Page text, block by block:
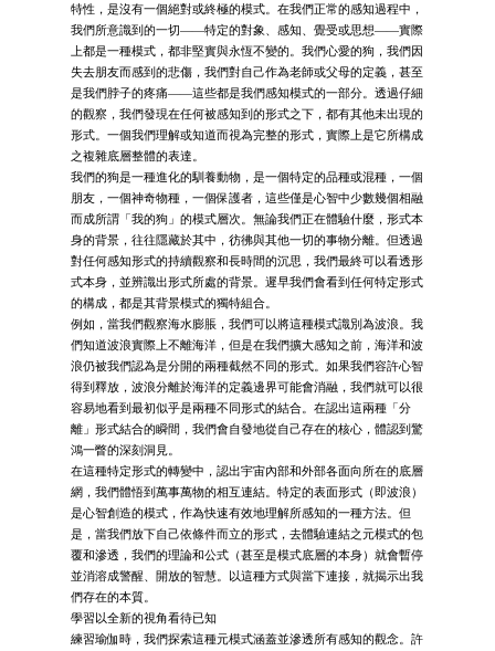
特性，是沒有一個絕對或終極的模式。在我們正常的感知過程中，
我們所意識到的一切——特定的對象、感知、覺受或思想——實際
上都是一種模式，都非堅實與永恆不變的。我們心愛的狗，我們因
失去朋友而感到的悲傷，我們對自己作為老師或父母的定義，甚至
是我們脖子的疼痛——這些都是我們感知模式的一部分。透過仔細
的觀察，我們發現在任何被感知到的形式之下，都有其他未出現的
形式。一個我們理解或知道而視為完整的形式，實際上是它所構成
之複雜底層整體的表達。
我們的狗是一種進化的馴養動物，是一個特定的品種或混種，一個
朋友，一個神奇物種，一個保護者，這些僅是心智中少數幾個相融
而成所謂「我的狗」的模式層次。無論我們正在體驗什麼，形式本
身的背景，往往隱藏於其中，彷彿與其他一切的事物分離。但透過
對任何感知形式的持續觀察和長時間的沉思，我們最終可以看透形
式本身，並辨識出形式所處的背景。遲早我們會看到任何特定形式
的構成，都是其背景模式的獨特組合。
例如，當我們觀察海水膨脹，我們可以將這種模式識別為波浪。我
們知道波浪實際上不離海洋，但是在我們擴大感知之前，海洋和波
浪仍被我們認為是分開的兩種截然不同的形式。如果我們容許心智
得到釋放，波浪分離於海洋的定義邊界可能會消融，我們就可以很
容易地看到最初似乎是兩種不同形式的結合。在認出這兩種「分
離」形式結合的瞬間，我們會自發地從自己存在的核心，體認到驚
鴻一瞥的深刻洞見。
在這種特定形式的轉變中，認出宇宙內部和外部各面向所在的底層
網，我們體悟到萬事萬物的相互連結。特定的表面形式（即波浪）
是心智創造的模式，作為快速有效地理解所感知的一種方法。但
是，當我們放下自己依條件而立的形式，去體驗連結之元模式的包
覆和滲透，我們的理論和公式（甚至是模式底層的本身）就會暫停
並消溶成警醒、開放的智慧。以這種方式與當下連接，就揭示出我
們存在的本質。
學習以全新的視角看待已知
練習瑜伽時，我們探索這種元模式涵蓋並滲透所有感知的觀念。許